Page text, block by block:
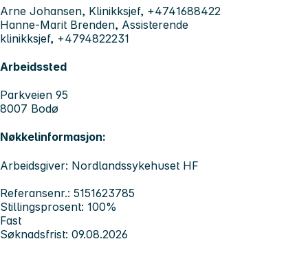
Arne Johansen, Klinikksjef, +4741688422
Hanne-Marit Brenden, Assisterende
klinikksjef, +4794822231
Arbeidssted
Parkveien 95
8007 Bodø
Nøkkelinformasjon:
Arbeidsgiver: Nordlandssykehuset HF
Referansenr.: 5151623785
Stillingsprosent: 100%
Fast
Søknadsfrist: 09.08.2026